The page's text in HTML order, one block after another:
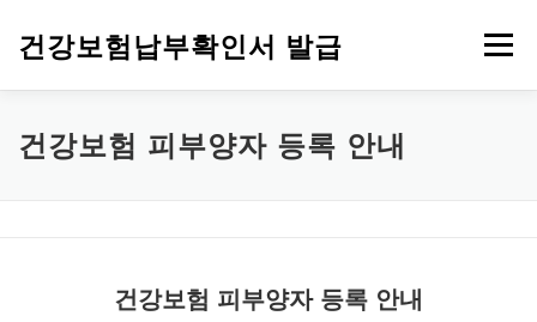
건강보험납부확인서 발급 메뉴
건강보험자격득실확인서 발급 건강보험 안내
건강보험 피부양자 등록 안내
건강보험 피부양자 등록 안내